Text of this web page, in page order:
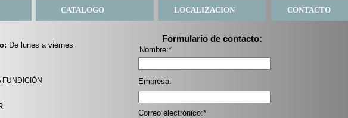
Nombre:*
Empresa:
Correo electrónico:*
De lunes a viernes
Formulario de contacto:
CONTACTO
LOCALIZACION
CATALOGO
FUNDICIÓN